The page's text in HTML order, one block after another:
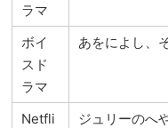
ラマ
ボイ
スド
ラマ
あをによし、
Netfli
ジュリーのへ